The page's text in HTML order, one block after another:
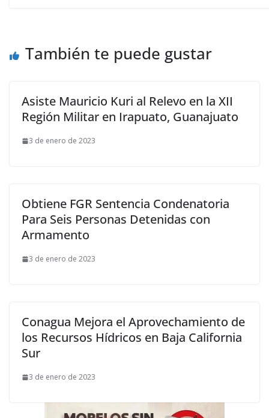
También te puede gustar
Asiste Mauricio Kuri al Relevo en la XII
Región Militar en Irapuato, Guanajuato
3 de enero de 2023
Obtiene FGR Sentencia Condenatoria
Para Seis Personas Detenidas con
Armamento
3 de enero de 2023
Conagua Mejora el Aprovechamiento de
los Recursos Hídricos en Baja California
Sur
3 de enero de 2023